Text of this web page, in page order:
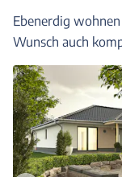
Ebenerdig
Wunsch auch